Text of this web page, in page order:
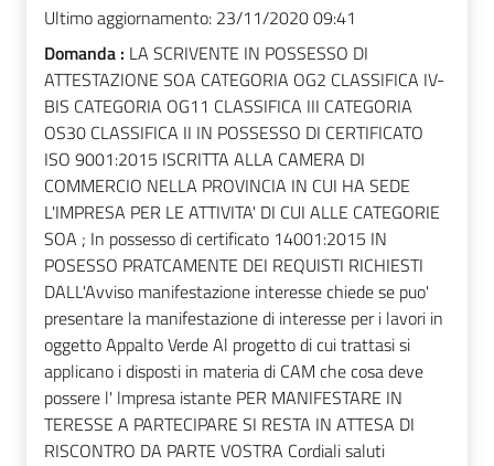
Ultimo aggiornamento: 23/11/2020 09:41
Domanda : LA SCRIVENTE IN POSSESSO DI
ATTESTAZIONE SOA CATEGORIA OG2 CLASSIFICA IV-
BIS CATEGORIA OG11 CLASSIFICA III CATEGORIA
OS30 CLASSIFICA II IN POSSESSO DI CERTIFICATO
ISO 9001:2015 ISCRITTA ALLA CAMERA DI
COMMERCIO NELLA PROVINCIA IN CUI HA SEDE
L'IMPRESA PER LE ATTIVITA' DI CUI ALLE CATEGORIE
SOA ; In possesso di certificato 14001:2015 IN
POSESSO PRATCAMENTE DEI REQUISTI RICHIESTI
DALL'Avviso manifestazione interesse chiede se puo'
presentare la manifestazione di interesse per i lavori in
oggetto Appalto Verde Al progetto di cui trattasi si
applicano i disposti in materia di CAM che cosa deve
possere l' lmpresa istante PER MANIFESTARE IN
TERESSE A PARTECIPARE SI RESTA IN ATTESA DI
RISCONTRO DA PARTE VOSTRA Cordiali saluti